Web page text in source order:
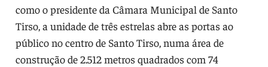
como o presidente da Câmara Municipal de Santo
Tirso, a unidade de três estrelas abre as portas ao
público no centro de Santo Tirso, numa área de
construção de 2.512 metros quadrados com 74